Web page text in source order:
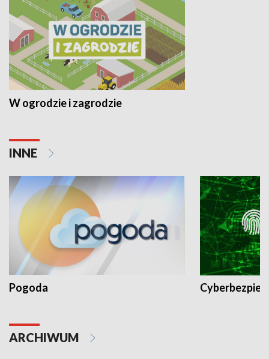
W ogrodzie i zagrodzie
INNE
Pogoda
ARCHIWUM